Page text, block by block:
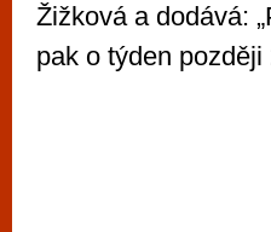
Žižková a dodává:
pak o týden později